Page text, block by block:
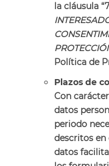
la cláusula
Política de
Plazos de
Con
datos
periodo
descritos en
datos